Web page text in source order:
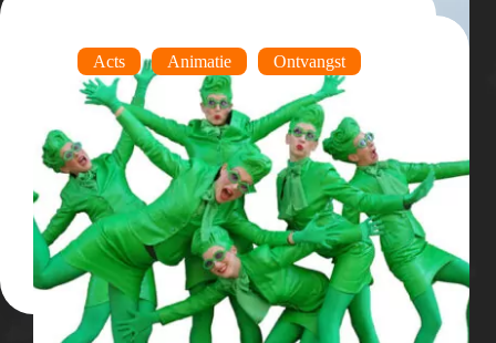
Acts
Animatie Ontvangst